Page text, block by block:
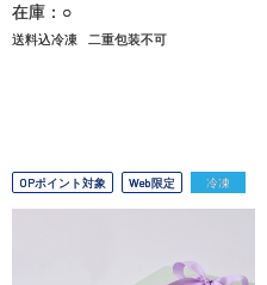
在庫：○
送料込冷凍 二重包装不可
OPポイント対象 Web限定 冷凍